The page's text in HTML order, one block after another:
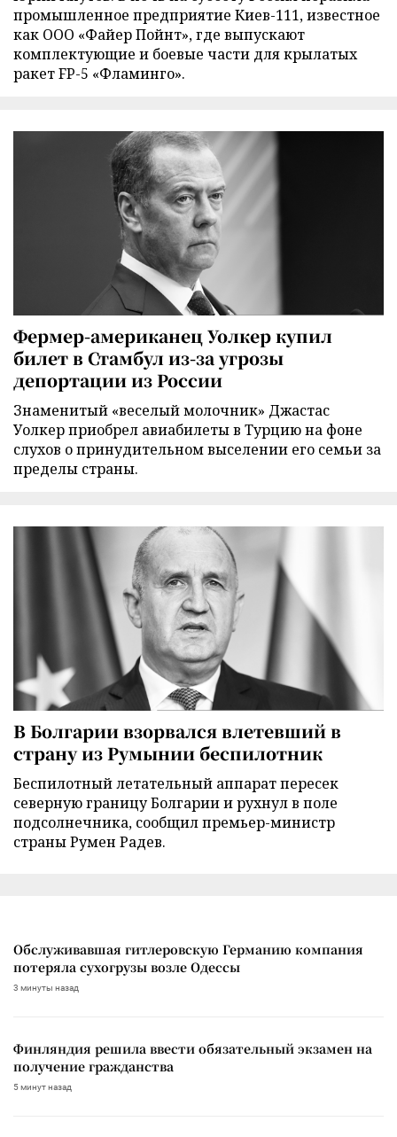
промышленное предприятие Киев-111, известное
как ООО «Файер Пойнт», где выпускают
комплектующие и боевые части для крылатых
ракет FP-5 «Фламинго».
Фермер-американец Уолкер купил
билет в Стамбул из-за угрозы
депортации из России
Знаменитый «веселый молочник» Джастас
Уолкер приобрел авиабилеты в Турцию на фоне
слухов о принудительном выселении его семьи за
пределы страны.
В Болгарии взорвался влетевший в
страну из Румынии беспилотник
Беспилотный летательный аппарат пересек
северную границу Болгарии и рухнул в поле
подсолнечника, сообщил премьер-министр
страны Румен Радев.
Обслуживавшая гитлеровскую Германию компания
потеряла сухогрузы возле Одессы
3 минуты назад
Финляндия решила ввести обязательный экзамен на
получение гражданства
5 минут назад